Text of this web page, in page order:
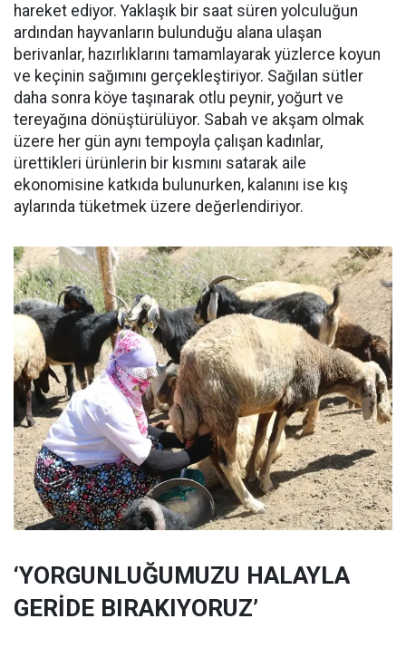
hareket ediyor. Yaklaşık bir saat süren yolculuğun
ardından hayvanların bulunduğu alana ulaşan
berivanlar, hazırlıklarını tamamlayarak yüzlerce koyun
ve keçinin sağımını gerçekleştiriyor. Sağılan sütler
daha sonra köye taşınarak otlu peynir, yoğurt ve
tereyağına dönüştürülüyor. Sabah ve akşam olmak
üzere her gün aynı tempoyla çalışan kadınlar,
ürettikleri ürünlerin bir kısmını satarak aile
ekonomisine katkıda bulunurken, kalanını ise kış
aylarında tüketmek üzere değerlendiriyor.
‘YORGUNLUĞUMUZU HALAYLA
GERİDE BIRAKIYORUZ’